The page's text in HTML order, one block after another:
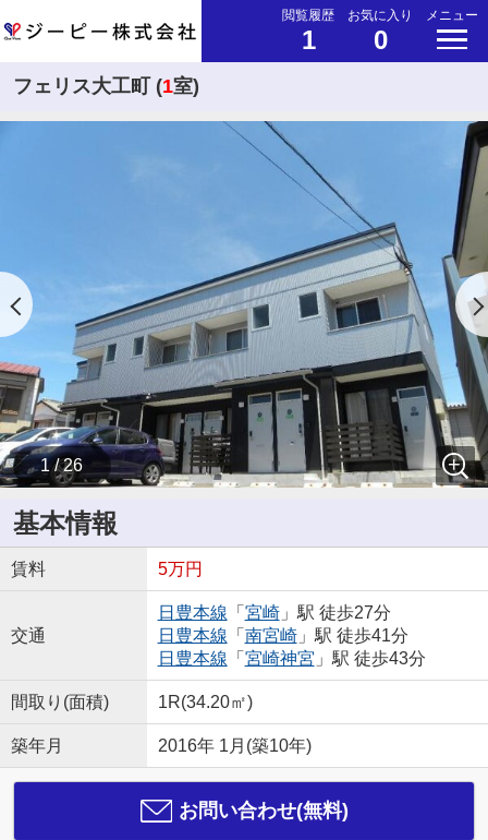
閲覧履歴
1
お気に入り
0
メニュー
フェリス大工町 (1室)
1 / 26
基本情報
賃料 5万円
交通
日豊本線 「 宮崎」駅 徒歩27分
日豊本線 「 南宮崎」駅 徒歩41分
日豊本線 「 宮崎神宮 」駅 徒歩43分
間取り(面積) 1R(34.20㎡)
築年月 2016年 1月(築10年)
お問い合わせ(無料)